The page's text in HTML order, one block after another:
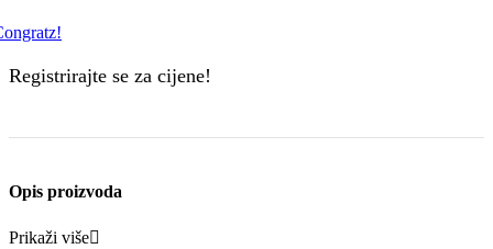
Registrirajte se za cijene!
Opis proizvoda
Prikaži više